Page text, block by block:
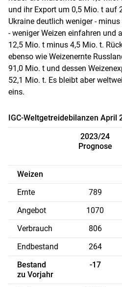
und ihr Export um 0,5 Mio. t auf
Ukraine deutlich weniger -
- weniger Weizen einfahren und
12,5 Mio. t minus 4,5 Mio. t.
ebenso wie Weizenernte
91,0 Mio. t und dessen
52,1 Mio. t. Es bleibt aber
eins.
IGC-Weltgetreidebilanzen April
2023/24
Prognose
Weizen
Ernte
789
Angebot
1070
Verbrauch
806
Endbestand
264
Bestand
zu Vorjahr
-17